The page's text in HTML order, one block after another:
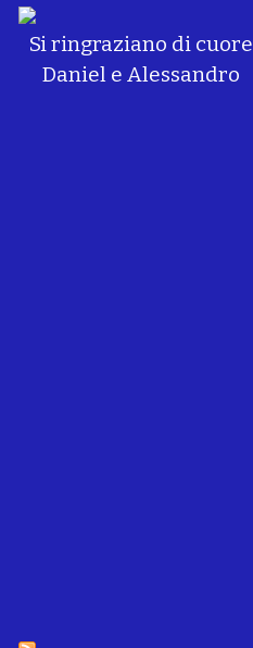
Si ringraziano di cuore
Daniel e Alessandro